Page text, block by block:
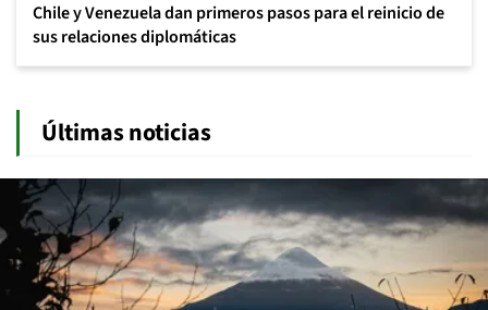
Chile y Venezuela dan primeros pasos para el reinicio de
sus relaciones diplomáticas
Últimas noticias